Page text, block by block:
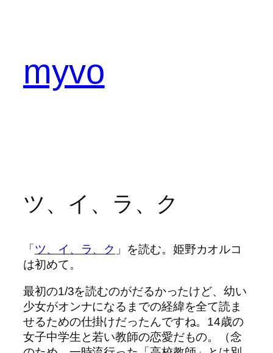
myvo
ツ、イ、ラ、ク
「 ツ、イ、ラ、ク 」を読む。姫野カオルコ
は初めて。
最初の1/3を読むのがだるかったけど、幼い
少女がオンナになるまでの経緯を全て読ま
せるための仕掛けだったんですね。14歳の
女子中学生と若い教師の恋愛だもの。（念